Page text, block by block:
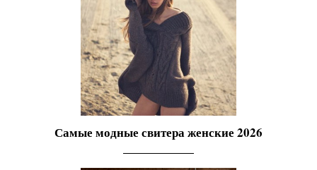
Самые модные свитера женские 2026